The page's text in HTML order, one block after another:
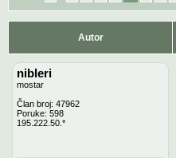
Autor
nibleri
mostar
Član broj: 47962
Poruke: 598
195.222.50.*